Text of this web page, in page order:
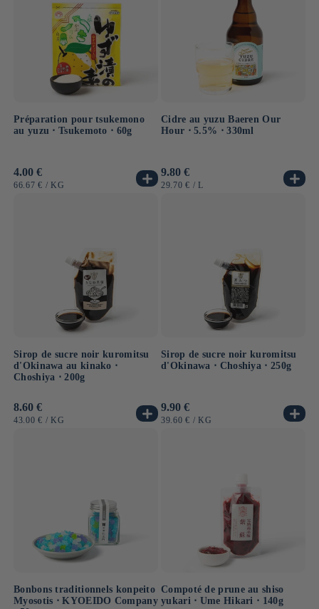
Préparation pour tsukemono
au yuzu ⋅ Tsukemoto ⋅ 60g
Prix
habituel
4.00 €
PRIX
66.67 € / PAR
KG
Cidre au yuzu Baeren Our
Hour ⋅ 5.5% ⋅ 330ml
Prix
habituel
9.80 €
PRIX
29.70 € / PAR
L
Sirop de sucre noir kuromitsu
d'Okinawa au kinako ⋅
Choshiya ⋅ 200g
Prix
habituel
8.60 €
PRIX
43.00 € / PAR
KG
Sirop de sucre noir kuromitsu
d'Okinawa ⋅ Choshiya ⋅ 250g
Prix
habituel
9.90 €
PRIX
39.60 € / PAR
KG
Bonbons traditionnels konpeito
Myosotis ⋅ KYOEIDO Company
Compoté de prune au shiso
yukari ⋅ Ume Hikari ⋅ 140g